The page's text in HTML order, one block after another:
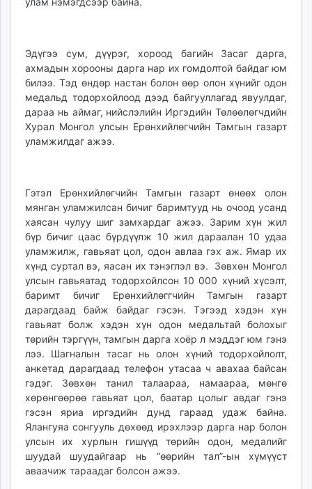
Эдүгээ сум, дүүрэг, хороод багийн Засаг дарга,
ахмадын хорооны дарга нар их гомдолтой байдаг юм
билээ. Тэд өндөр настан болон өөр олон хүнийг одон
медальд тодорхойлоод дээд байгууллагад явуулдаг,
дараа нь аймаг, нийслэлийн Иргэдийн Төлөөлөгчдийн
Хурал Монгол улсын Ерөнхийлөгчийн Тамгын газарт
уламжилдаг ажээ.
Гэтэл Ерөнхийлөгчийн Тамгын газарт өнөөх олон
мянган уламжилсан бичиг баримтууд нь очоод усанд
хаясан чулуу шиг замхардаг ажээ. Зарим хүн жил
бүр бичиг цаас бүрдүүлж 10 жил дараалан 10 удаа
уламжилж, гавьяат цол, одон авлаа гэх аж. Ямар их
хүнд суртал вэ, яасан их тэнэглэл вэ. Зөвхөн Монгол
улсын гавьяатад тодорхойлсон 10 000 хүний хүсэлт,
баримт бичиг Ерөнхийлөггчийн Тамгын газарт
дарагдаад байж байдаг гэсэн. Тэгээд хэдэн хүн
гавьяат болж хэдэн хүн одон медальтай болохыг
төрийн тэргүүн, тамгын дарга хоёр л мэддэг юм гэнэ
лээ. Шагналын тасаг нь олон хүний тодорхойлолт,
анкетад дарагдаад телефон утасаа ч авахаа байсан
гэдэг. Зөвхөн танил талаараа, намаараа, мөнгө
хөрөнгөөрөө гавьяат цол, баатар цолыг авдаг гэнэ
гэсэн яриа иргэдийн дунд гараад удаж байна.
Ялангуяа сонгууль дөхөөд ирэхлээр дарга нар болон
улсын их хурлын гишүүд төрийн одон, медалийг
шуудай шуудайгаар нь “өөрийн тал”-ын хүмүүст
аваачиж тараадаг болсон ажээ.